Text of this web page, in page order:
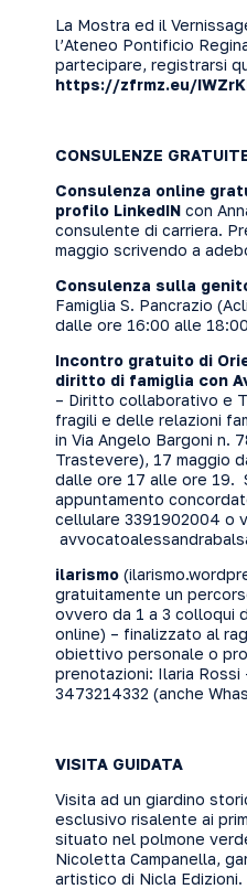
La Mostra ed il
l’Ateneo Pontificio
partecipare, registrarsi
https://zfrmz.eu/
CONSULENZE
Consulenza online
profilo LinkedIN con
consulente di carriera.
maggio scrivendo a
Consulenza sulla
Famiglia S. Pancrazio
dalle ore 16:00 alle
Incontro gratuito di
diritto di famiglia con
– Diritto collaborativo e
fragili e delle relazioni
in Via Angelo Bargoni n.
Trastevere), 17 maggio
dalle ore 17 alle ore 19.
appuntamento
cellulare 3391902004 o
ilarismo (
gratuitamente un
ovvero da 1 a 3 colloqui
online) – finalizzato al
obiettivo personale o
prenotazioni: Ilaria Rossi
3473214332 (anche
VISITA GUIDATA
Visita ad un giardino
esclusivo risalente ai
situato nel polmone
Nicoletta Campanella,
artistico di Nicla Edizioni.